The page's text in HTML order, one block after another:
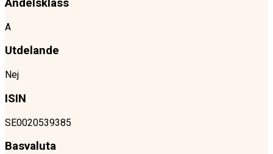
Andelsklass
A
Utdelande
Nej
ISIN
SE0020539385
Basvaluta